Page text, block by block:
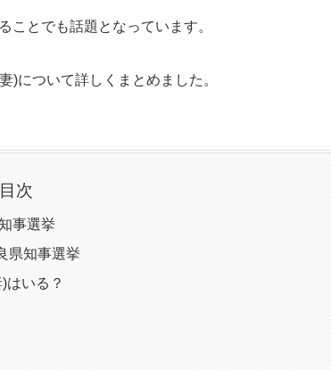
ことでも話題となっています。
)について詳しくまとめました。
目次
事選挙
県知事選挙
はいる？